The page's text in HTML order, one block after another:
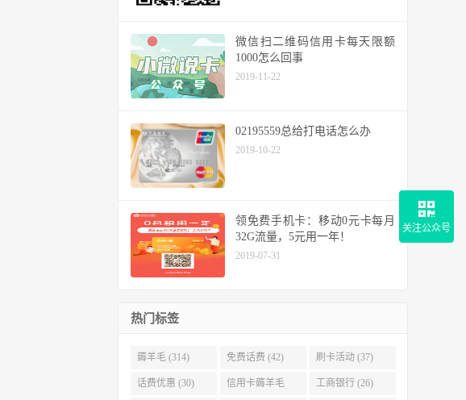
微信扫二维码信用卡每天限额
1000怎么回事
2019-11-22
02195559总给打电话怎么办
2019-10-22
领免费手机卡：移动0元卡每月
32G流量，5元用一年！
2019-07-31
热门标签
薅羊毛 (314) 免费话费 (42) 刷卡活动 (37)
话费优惠 (30) 信用卡薅羊毛 工商银行 (26)
关注公众号